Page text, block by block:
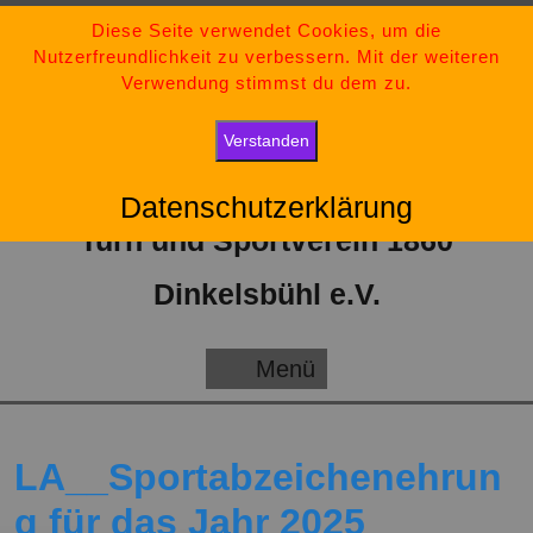
Inhalt
09851-554730
tsv-dinkelsbuehl@t-online.de
„Bleib stark, bleib positiv und gib niemals auf.“
Turn und Sportverein 1860
Dinkelsbühl e.V.
Menü
LA__Sportabzeichenehrun
g für das Jahr 2025
Diese Seite verwendet Cookies, um die
Nutzerfreundlichkeit zu verbessern. Mit der weiteren
Verwendung stimmst du dem zu.
Verstanden
Datenschutzerklärung